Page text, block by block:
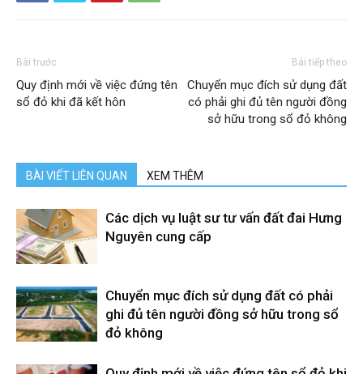
Bài trước
Quy định mới về việc đứng tên
sổ đỏ khi đã kết hôn
Bài tiếp theo
Chuyển mục đích sử dụng đất
có phải ghi đủ tên người đồng
sở hữu trong sổ đỏ không
BÀI VIẾT LIÊN QUAN XEM THÊM
Các dịch vụ luật sư tư vấn đất đai Hưng
Nguyên cung cấp
Chuyển mục đích sử dụng đất có phải
ghi đủ tên người đồng sở hữu trong sổ
đỏ không